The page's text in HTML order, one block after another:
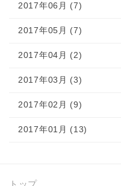
2017年06月 (7)
2017年05月 (7)
2017年04月 (2)
2017年03月 (3)
2017年02月 (9)
2017年01月 (13)
トップ